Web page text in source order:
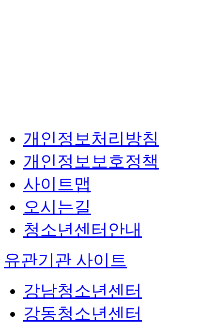
개인정보처리방침
개인정보보호정책
사이트맵
오시는길
청소년센터안내
유관기관 사이트
강남청소년센터
강동청소년센터